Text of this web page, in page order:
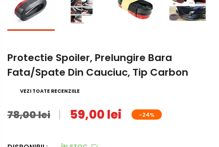
Protectie Spoiler, Prelungire Bara
Fata/spate Din Cauciuc, Tip Carbon
VEZI TOATE RECENZIILE
78,00 lei 59,00 lei -24%